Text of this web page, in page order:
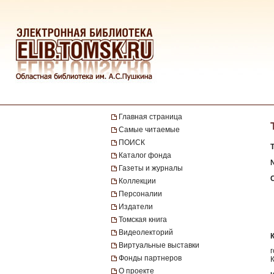
Главная страница
Самые читаемые
ПОИСК
Каталог фонда
Газеты и журналы
Коллекции
Персоналии
Издатели
Томская книга
Видеолекторий
Виртуальные выставки
Фонды партнеров
О проекте